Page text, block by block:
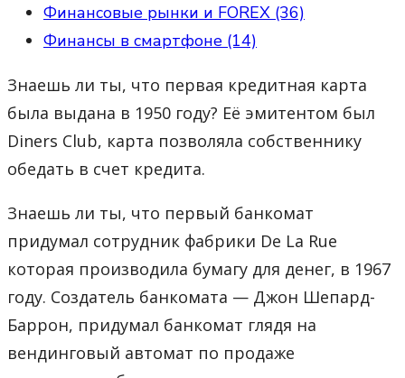
Финансовые рынки и FOREX (36)
Финансы в смартфоне (14)
Знаешь ли ты, что первая кредитная карта
была выдана в 1950 году? Её эмитентом был
Diners Club, карта позволяла собственнику
обедать в счет кредита.
Знаешь ли ты, что первый банкомат
придумал сотрудник фабрики De La Rue
которая производила бумагу для денег, в 1967
году. Создатель банкомата — Джон Шепард-
Баррон, придумал банкомат глядя на
вендинговый автомат по продаже